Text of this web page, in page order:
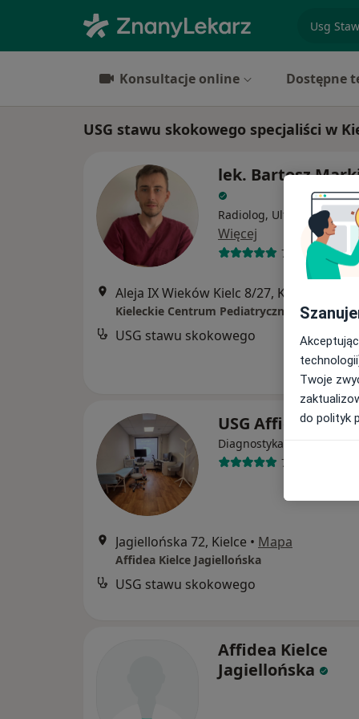
Konsultacje online Dostępne
USG stawu skokowego specjaliści w
lek. Bartosz
Radiolog,
Więcej
792 opinie
Aleja IX Wieków Kielc 8/27, Kielce
Kieleckie Centrum Pediatryczne - Gabinet
USG stawu skokowego
USG Affidea
Diagnostyka
7 opinii
Jagiellońska 72, Kielce • Mapa
Affidea Kielce Jagiellońska
USG stawu skokowego
Affidea Kielce
Jagiellońska
Twoje
do polityk